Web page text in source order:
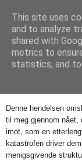
Mischka
mandag 26. april 2010
Sorg i
Denne hendelsen
til meg gjennom nået,
imot, som en
katastrofen driver
menigsgivende
This site uses
and to analyze
shared with
metrics to
statistics, and